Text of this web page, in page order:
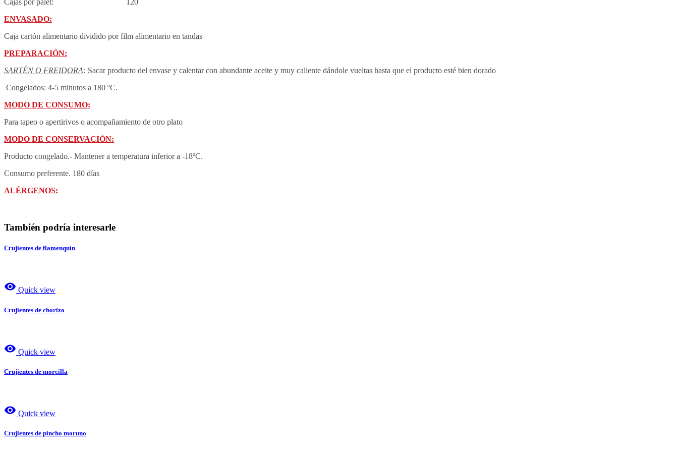
Cajas por palet: 120
ENVASADO:
Caja cartón alimentario dividido por film alimentario en tandas
PREPARACIÓN:
SARTÉN O FREIDORA: Sacar producto del envase y calentar con abundante aceite y muy caliente dándole vueltas hasta que el producto esté bien dorado
Congelados: 4-5 minutos a 180 ºC.
MODO DE CONSUMO:
Para tapeo o apertirivos o acompañamiento de otro plato
MODO DE CONSERVACIÓN:
Producto congelado.- Mantener a temperatura inferior a -18ºC.
Consumo preferente. 180 días
ALÉRGENOS:
También podría interesarle
Crujientes de flamenquín
visibility Quick view
Crujientes de chorizo
visibility Quick view
Crujientes de morcilla
visibility Quick view
Crujientes de pincho moruno